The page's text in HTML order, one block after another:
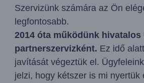
Szervizünk számára az Ön
legfontosabb.
2014 óta működünk hivatalos
partnerszervizként. Ez idő
javítását végeztük el.
jelzi, hogy kétszer is mi nyertük